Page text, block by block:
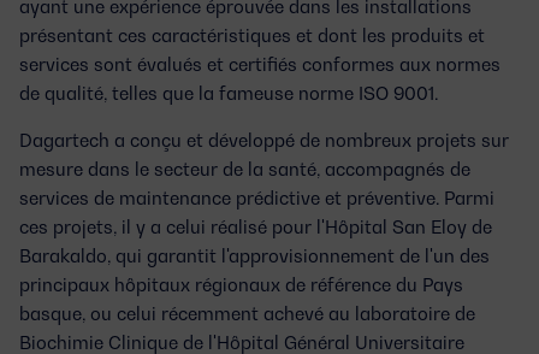
ayant une expérience éprouvée dans les installations
présentant ces caractéristiques et dont les produits et
services sont évalués et certifiés conformes aux normes
de qualité, telles que la fameuse norme ISO 9001.
Dagartech a conçu et développé de nombreux projets sur
mesure dans le secteur de la santé, accompagnés de
services de maintenance prédictive et préventive. Parmi
ces projets, il y a celui réalisé pour l'Hôpital San Eloy de
Barakaldo, qui garantit l'approvisionnement de l'un des
principaux hôpitaux régionaux de référence du Pays
basque, ou celui récemment achevé au laboratoire de
Biochimie Clinique de l'Hôpital Général Universitaire